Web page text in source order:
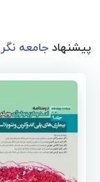
پیشنهادجامعه نگر